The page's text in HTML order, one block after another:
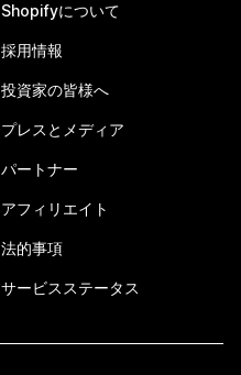
Shopifyについて
採用情報
投資家の皆様へ
プレスとメディア
パートナー
アフィリエイト
法的事項
サービスステータス